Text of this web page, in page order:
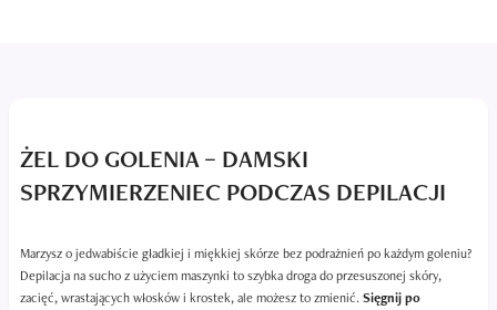
ŻEL DO GOLENIA – DAMSKI
SPRZYMIERZENIEC PODCZAS DEPILACJI
Marzysz o jedwabiście gładkiej i miękkiej skórze bez podrażnień po każdym goleniu?
Depilacja na sucho z użyciem maszynki to szybka droga do przesuszonej skóry,
zacięć, wrastających włosków i krostek, ale możesz to zmienić. Sięgnij po